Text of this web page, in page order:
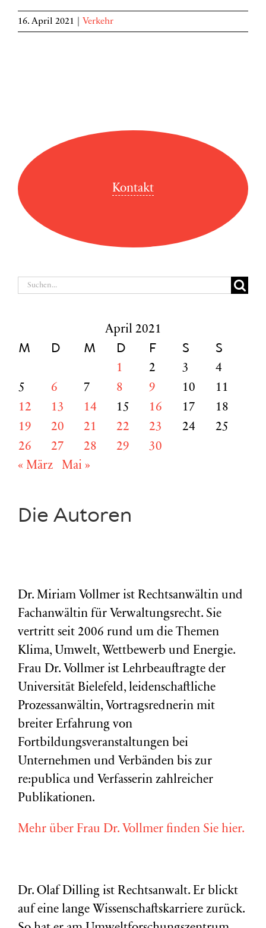
16. April 2021 Verkehr
Kontakt
Suche
April 2021
M D M D F S S
1 2 3
4
5
6 7 8 9 10
11
12
13 14 15 16 17
18
19
20 21 22 23 24
25
26
27 28 29
30
« März
Mai »
Die Autoren
Dr. Miriam Vollmer ist Rechtsanwältin und
Fachanwältin für Verwaltungsrecht. Sie
vertritt seit 2006 rund um die Themen
Klima, Umwelt, Wettbewerb und Energie.
Frau Dr. Vollmer ist Lehrbeauftragte der
Universität Bielefeld, leidenschaftliche
Prozessanwältin, Vortragsrednerin mit
breiter Erfahrung von
Fortbildungsveranstaltungen bei
Unternehmen und Verbänden bis zur
re:publica und Verfasserin zahlreicher
Publikationen.
Mehr über Frau Dr. Vollmer finden Sie hier.
Dr. Olaf Dilling ist Rechtsanwalt. Er blickt
auf eine lange Wissenschaftskarriere zurück.